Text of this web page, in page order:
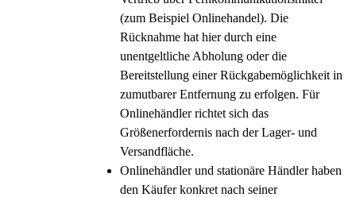
(zum Beispiel Onlinehandel). Die
Rücknahme hat hier durch eine
unentgeltliche Abholung oder die
Bereitstellung einer Rückgabemöglichkeit in
zumutbarer Entfernung zu erfolgen. Für
Onlinehändler richtet sich das
Größenerfordernis nach der Lager- und
Versandfläche.
Onlinehändler und stationäre Händler haben
den Käufer konkret nach seiner